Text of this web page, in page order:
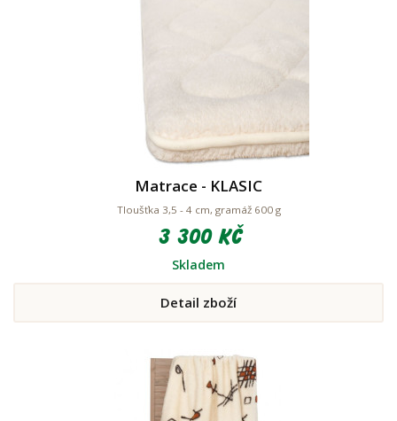
Matrace - KLASIC
Tloušťka 3,5 - 4 cm, gramáž 600 g
3 300 Kč
Skladem
Detail zboží